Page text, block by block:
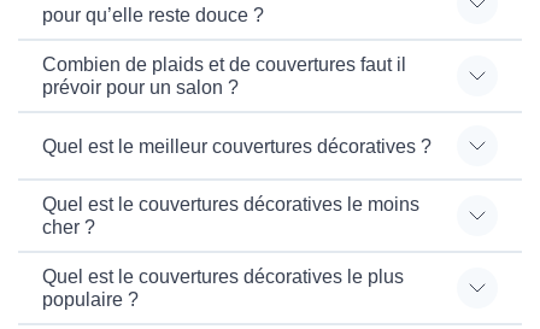
pour qu’elle reste douce ?
Combien de plaids et de couvertures faut il
prévoir pour un salon ?
Quel est le meilleur couvertures décoratives ?
Quel est le couvertures décoratives le moins
cher ?
Quel est le couvertures décoratives le plus
populaire ?